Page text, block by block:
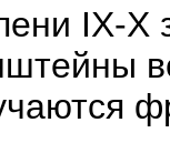
IX-X